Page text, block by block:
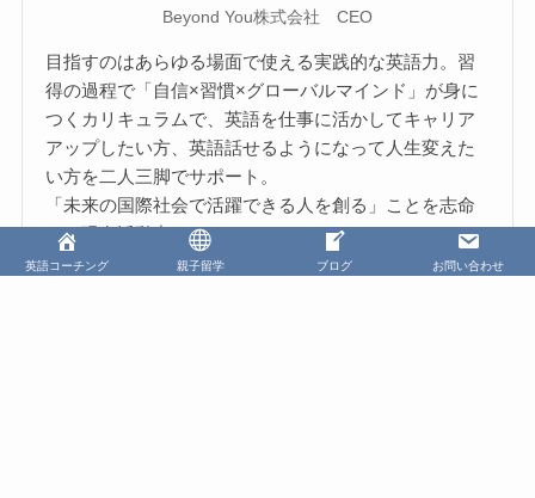
Beyond You株式会社 CEO
目指すのはあらゆる場面で使える実践的な英語力。習
得の過程で「自信×習慣×グローバルマインド」が身に
つくカリキュラムで、英語を仕事に活かしてキャリア
アップしたい方、英語話せるようになって人生変えた
い方を二人三脚でサポート。
「未来の国際社会で活躍できる人を創る」ことを志命
とし現在活動中。
英語コーチング 親子留学 ブログ お問い合わせ